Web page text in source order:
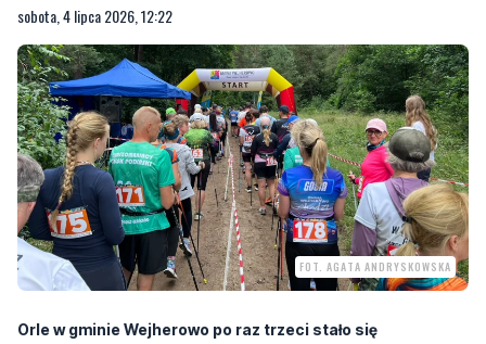
sobota, 4 lipca 2026, 12:22
FOT. AGATA ANDRYSKOWSKA
Orle w gminie Wejherowo po raz trzeci stało się